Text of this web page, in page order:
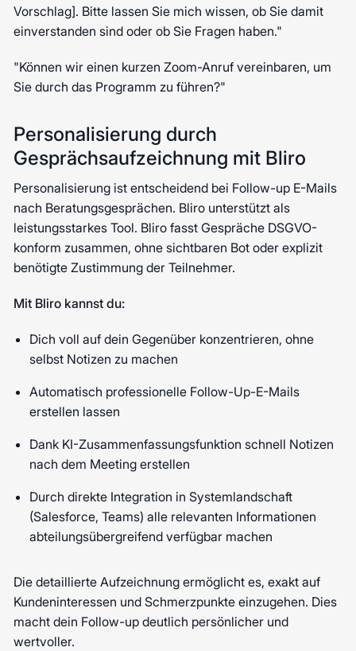
Vorschlag]. Bitte lassen Sie mich wissen, ob Sie damit
einverstanden sind oder ob Sie Fragen haben."
"Können wir einen kurzen Zoom-Anruf vereinbaren, um
Sie durch das Programm zu führen?"
Personalisierung durch
Gesprächsaufzeichnung mit Bliro
Personalisierung ist entscheidend bei Follow-up E-Mails
nach Beratungsgesprächen. Bliro unterstützt als
leistungsstarkes Tool. Bliro fasst Gespräche DSGVO-
konform zusammen, ohne sichtbaren Bot oder explizit
benötigte Zustimmung der Teilnehmer.
Mit Bliro kannst du:
Dich voll auf dein Gegenüber konzentrieren, ohne
selbst Notizen zu machen
Automatisch professionelle Follow-Up-E-Mails
erstellen lassen
Dank KI-Zusammenfassungsfunktion schnell Notizen
nach dem Meeting erstellen
Durch direkte Integration in Systemlandschaft
(Salesforce, Teams) alle relevanten Informationen
abteilungsübergreifend verfügbar machen
Die detaillierte Aufzeichnung ermöglicht es, exakt auf
Kundeninteressen und Schmerzpunkte einzugehen. Dies
macht dein Follow-up deutlich persönlicher und
wertvoller.